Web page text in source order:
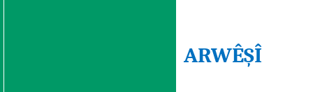
ARWÊŞÎ